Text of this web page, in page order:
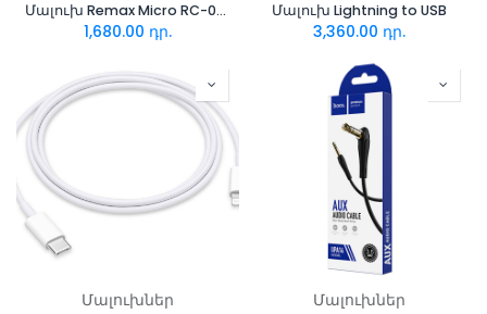
Մալուխ Remax Micro RC-044M
1,680.00 դր.
Մալուխ Lightning to USB
3,360.00 դր.
Մալուխներ Մալուխներ